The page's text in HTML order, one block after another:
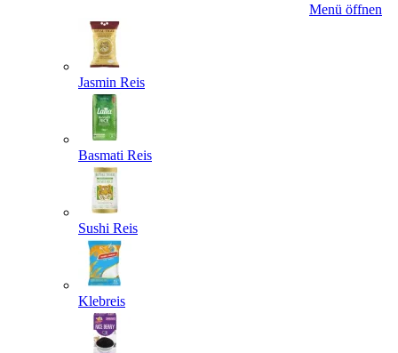
Menü öffnen
Jasmin Reis
Basmati Reis
Sushi Reis
Klebreis